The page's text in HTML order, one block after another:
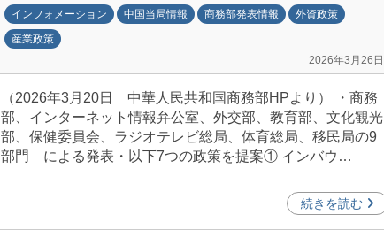
p
o
インフォメーション 中国当局情報 商務部発表情報
外資政策
産業政策
2026年3月26日
日
中
投
（2026年3月20日 中華人民共和国商務部HPより） ・商務
部、インターネット情報弁公室、外交部、教育部、文化観光
部、保健委員会、ラジオテレビ総局、体育総局、移民局の9
部門 による発表・以下7つの政策を提案① インバウ…
続きを読む